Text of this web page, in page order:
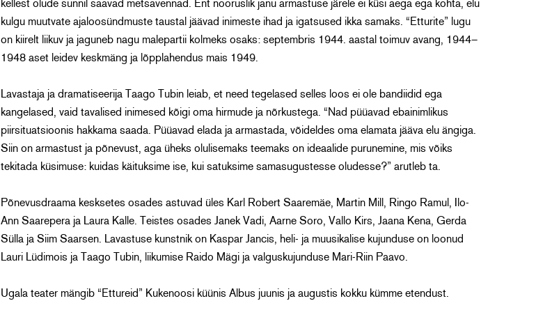
kellest olude sunnil saavad metsavennad. Ent nooruslik janu armastuse järele ei küsi aega ega kohta, elu
kulgu muutvate ajaloosündmuste taustal jäävad inimeste ihad ja igatsused ikka samaks. “Etturite” lugu
on kiirelt liikuv ja jaguneb nagu malepartii kolmeks osaks: septembris 1944. aastal toimuv avang, 1944–
1948 aset leidev keskmäng ja lõpplahendus mais 1949.
Lavastaja ja dramatiseerija Taago Tubin leiab, et need tegelased selles loos ei ole bandiidid ega
kangelased, vaid tavalised inimesed kõigi oma hirmude ja nõrkustega. “Nad püüavad ebainimlikus
piirsituatsioonis hakkama saada. Püüavad elada ja armastada, võideldes oma elamata jääva elu ängiga.
Siin on armastust ja põnevust, aga üheks olulisemaks teemaks on ideaalide purunemine, mis võiks
tekitada küsimuse: kuidas käituksime ise, kui satuksime samasugustesse oludesse?” arutleb ta.
Põnevusdraama kesksetes osades astuvad üles Karl Robert Saaremäe, Martin Mill, Ringo Ramul, Ilo-
Ann Saarepera ja Laura Kalle. Teistes osades Janek Vadi, Aarne Soro, Vallo Kirs, Jaana Kena, Gerda
Sülla ja Siim Saarsen. Lavastuse kunstnik on Kaspar Jancis, heli- ja muusikalise kujunduse on loonud
Lauri Lüdimois ja Taago Tubin, liikumise Raido Mägi ja valguskujunduse Mari-Riin Paavo.
Ugala teater mängib “Ettureid” Kukenoosi küünis Albus juunis ja augustis kokku kümme etendust.